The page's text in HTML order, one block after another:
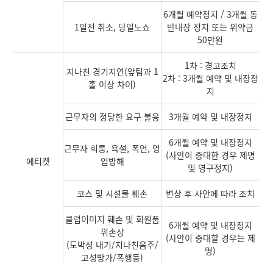
1일전 취소, 당일노쇼
6개월 예약정지 / 3개월 동
반내장 정지 또는 위약금
50만원
에티켓
지나친 경기지연(앞팀과 1
홀 이상 차이)
1차 : 경고조치
2차 : 3개월 예약 및 내장정
지
근무자의 정당한 요구 불응 3개월 예약 및 내장정지
근무자 희롱, 욕설, 폭언, 영
업방해
6개월 예약 및 내장정지
(사안이 중대한 경우 제명
및 영구정지)
코스 및 시설물 훼손 변상 후 사안에 따라 조치
클럽이미지 훼손 및 회원품
위손상
(도박성 내기/지나친음주/
고성방가/폭행등)
6개월 예약 및 내장정지
(사안이 중대할 경우는 제
명)